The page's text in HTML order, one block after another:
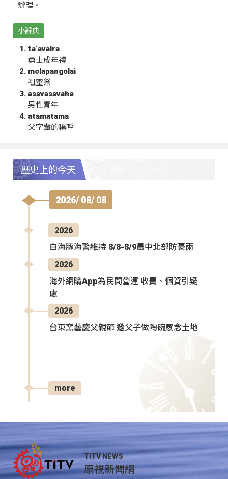
辦理。
小辭典
ta‘avalra
勇士成年禮
molapangolai
祖靈祭
asavasavahe
男性青年
atamatama
父字輩的稱呼
歷史上的今天
2026/ 08/ 08
2026
白海豚海警維持 8/8-8/9晨中北部防豪雨
2026
海外網購App為民間營運 收費、個資引疑
慮
2026
台東窯藝慶父親節 邀父子做陶碗感念土地
more
TITV NEWS
原視新聞網